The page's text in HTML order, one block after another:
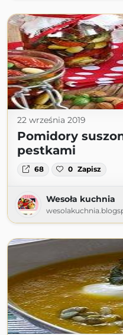
22 września 2019
Pomidory
pestkami
68 0 Zapisz
Wesoła kuchnia